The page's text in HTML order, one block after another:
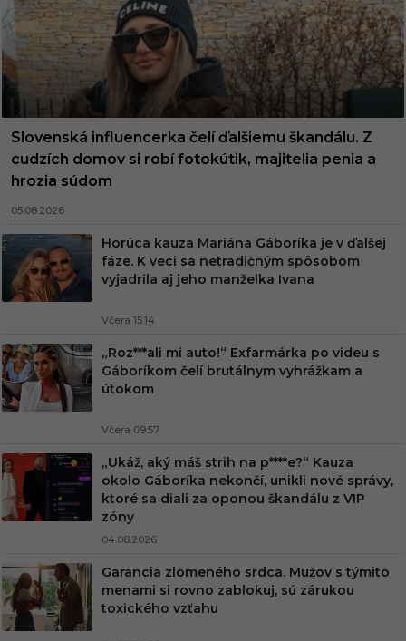
Slovenská influencerka čelí ďalšiemu škandálu. Z
cudzích domov si robí fotokútik, majitelia penia a
hrozia súdom
05.08.2026
Horúca kauza Mariána Gáboríka je v ďalšej
fáze. K veci sa netradičným spôsobom
vyjadrila aj jeho manželka Ivana
Včera 15:14
„Roz***ali mi auto!“ Exfarmárka po videu s
Gáboríkom čelí brutálnym vyhrážkam a
útokom
Včera 09:57
„Ukáž, aký máš strih na p****e?“ Kauza
okolo Gáboríka nekončí, unikli nové správy,
ktoré sa diali za oponou škandálu z VIP
zóny
04.08.2026
Garancia zlomeného srdca. Mužov s týmito
menami si rovno zablokuj, sú zárukou
toxického vzťahu